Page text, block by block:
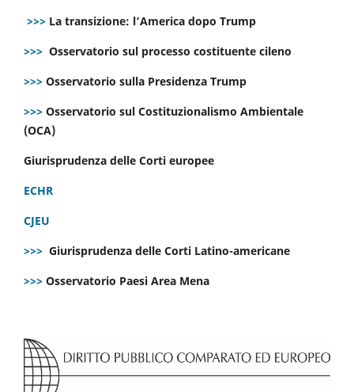
>>> La transizione: l’America dopo Trump
>>> Osservatorio sul processo costituente cileno
>>> Osservatorio sulla Presidenza Trump
>>> Osservatorio sul Costituzionalismo Ambientale
(OCA)
Giurisprudenza delle Corti europee
ECHR
CJEU
>>> Giurisprudenza delle Corti Latino-americane
>>> Osservatorio Paesi Area Mena